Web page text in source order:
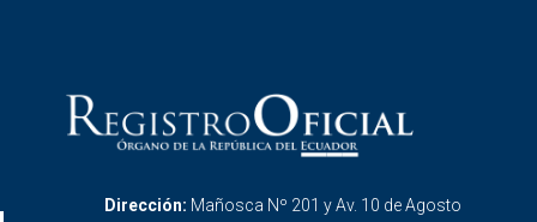
Dirección: Mañosca Nº 201 y Av. 10 de Agosto